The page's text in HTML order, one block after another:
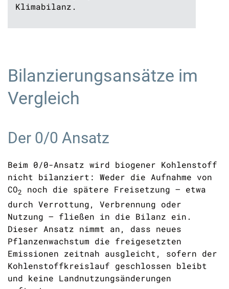
Klimabilanz.
Bilanzierungsansätze im
Vergleich
Der 0/0 Ansatz
Beim 0/0-Ansatz wird biogener Kohlenstoff
nicht bilanziert: Weder die Aufnahme von
CO2
noch die spätere Freisetzung – etwa
durch Verrottung, Verbrennung oder
Nutzung – fließen in die Bilanz ein.
Dieser Ansatz nimmt an, dass neues
Pflanzenwachstum die freigesetzten
Emissionen zeitnah ausgleicht, sofern der
Kohlenstoffkreislauf geschlossen bleibt
und keine Landnutzungsänderungen